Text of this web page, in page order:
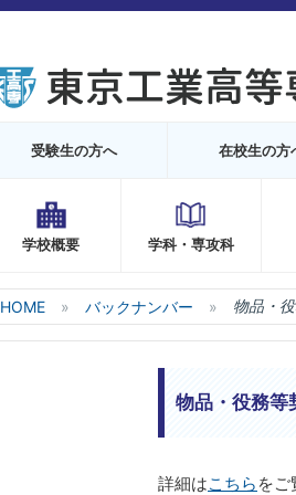
受験生の方へ 在校生の方
学校概要 学科・専攻科
HOME バックナンバー 物品・
物品・役務等
詳細はこちら をご